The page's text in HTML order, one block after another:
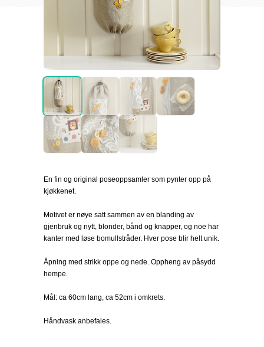
En fin og original poseoppsamler som pynter opp på
kjøkkenet.
Motivet er nøye satt sammen av en blanding av
gjenbruk og nytt, blonder, bånd og knapper, og noe har
kanter med løse bomullstråder. Hver pose blir helt unik.
Åpning med strikk oppe og nede. Oppheng av påsydd
hempe.
Mål: ca 60cm lang, ca 52cm i omkrets.
Håndvask anbefales.